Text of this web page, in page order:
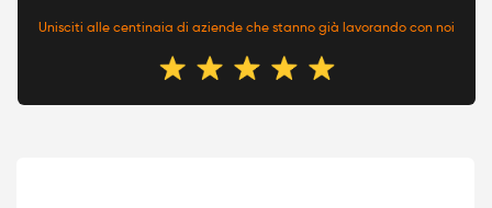
Unisciti alle centinaia di aziende che stanno già lavorando con noi